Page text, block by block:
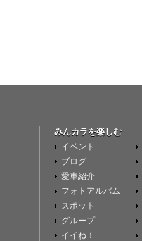
みんカラを楽しむ
イベント
ブログ
愛車紹介
フォトアルバム
スポット
グループ
イイね！